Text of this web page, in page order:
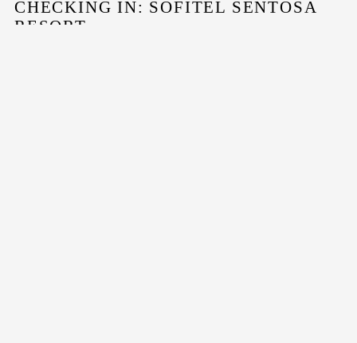
CHECKING IN: SOFITEL SENTOSA
RESORT